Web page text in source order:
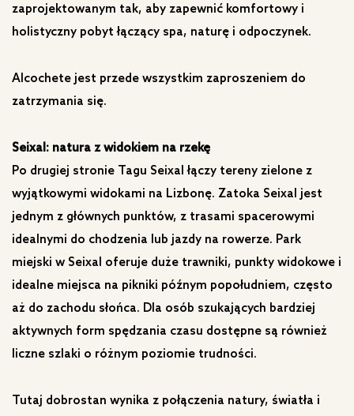
zaprojektowanym tak, aby zapewnić komfortowy i
holistyczny pobyt łączący spa, naturę i odpoczynek.
Alcochete jest przede wszystkim zaproszeniem do
zatrzymania się.
Seixal: natura z widokiem na rzekę
Po drugiej stronie Tagu Seixal łączy tereny zielone z
wyjątkowymi widokami na Lizbonę. Zatoka Seixal jest
jednym z głównych punktów, z trasami spacerowymi
idealnymi do chodzenia lub jazdy na rowerze. Park
miejski w Seixal oferuje duże trawniki, punkty widokowe i
idealne miejsca na pikniki późnym popołudniem, często
aż do zachodu słońca. Dla osób szukających bardziej
aktywnych form spędzania czasu dostępne są również
liczne szlaki o różnym poziomie trudności.
Tutaj dobrostan wynika z połączenia natury, światła i